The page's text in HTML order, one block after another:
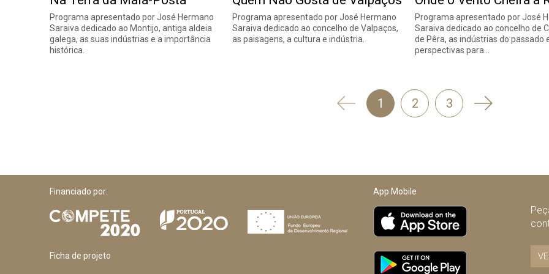
Programa apresentado por José Hermano
Saraiva dedicado ao Montijo, antiga aldeia
galega, as suas indústrias e a importância
histórica.
Programa apresentado por José Hermano
Saraiva dedicado ao concelho de Valpaços,
as paisagens, a cultura e indústria.
Programa apresentado por José
Saraiva dedicado ao concelho de
de Pêra, as indústrias do passado
perspectivas para…
'
1 2 3 Seguinte
Financiado por:
Ficha de projeto
App Mobile